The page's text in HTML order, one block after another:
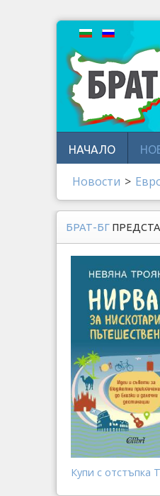
НАЧАЛО
Новости >
БРАТ-БГ
Купи с отстъпка